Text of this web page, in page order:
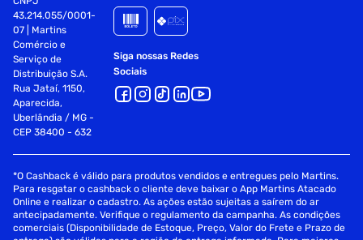
43.214.055/0001-
07 | Martins
Comércio e
Serviço de
Distribuição S.A.
Rua Jataí, 1150,
Aparecida,
Uberlândia / MG -
CEP 38400 - 632
Siga nossas Redes
Sociais
*O Cashback é válido para produtos vendidos e entregues pelo Martins.
Para resgatar o cashback o cliente deve baixar o App Martins Atacado
Online e realizar o cadastro. As ações estão sujeitas a saírem do ar
antecipadamente. Verifique o regulamento da campanha. As condições
comerciais (Disponibilidade de Estoque, Preço, Valor do Frete e Prazo de